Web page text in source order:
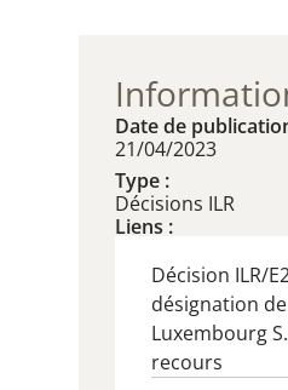
Date de
21/04/2023
Type :
Décisions ILR
Liens :
Décision ILR/
désignation
Luxembourg
recours